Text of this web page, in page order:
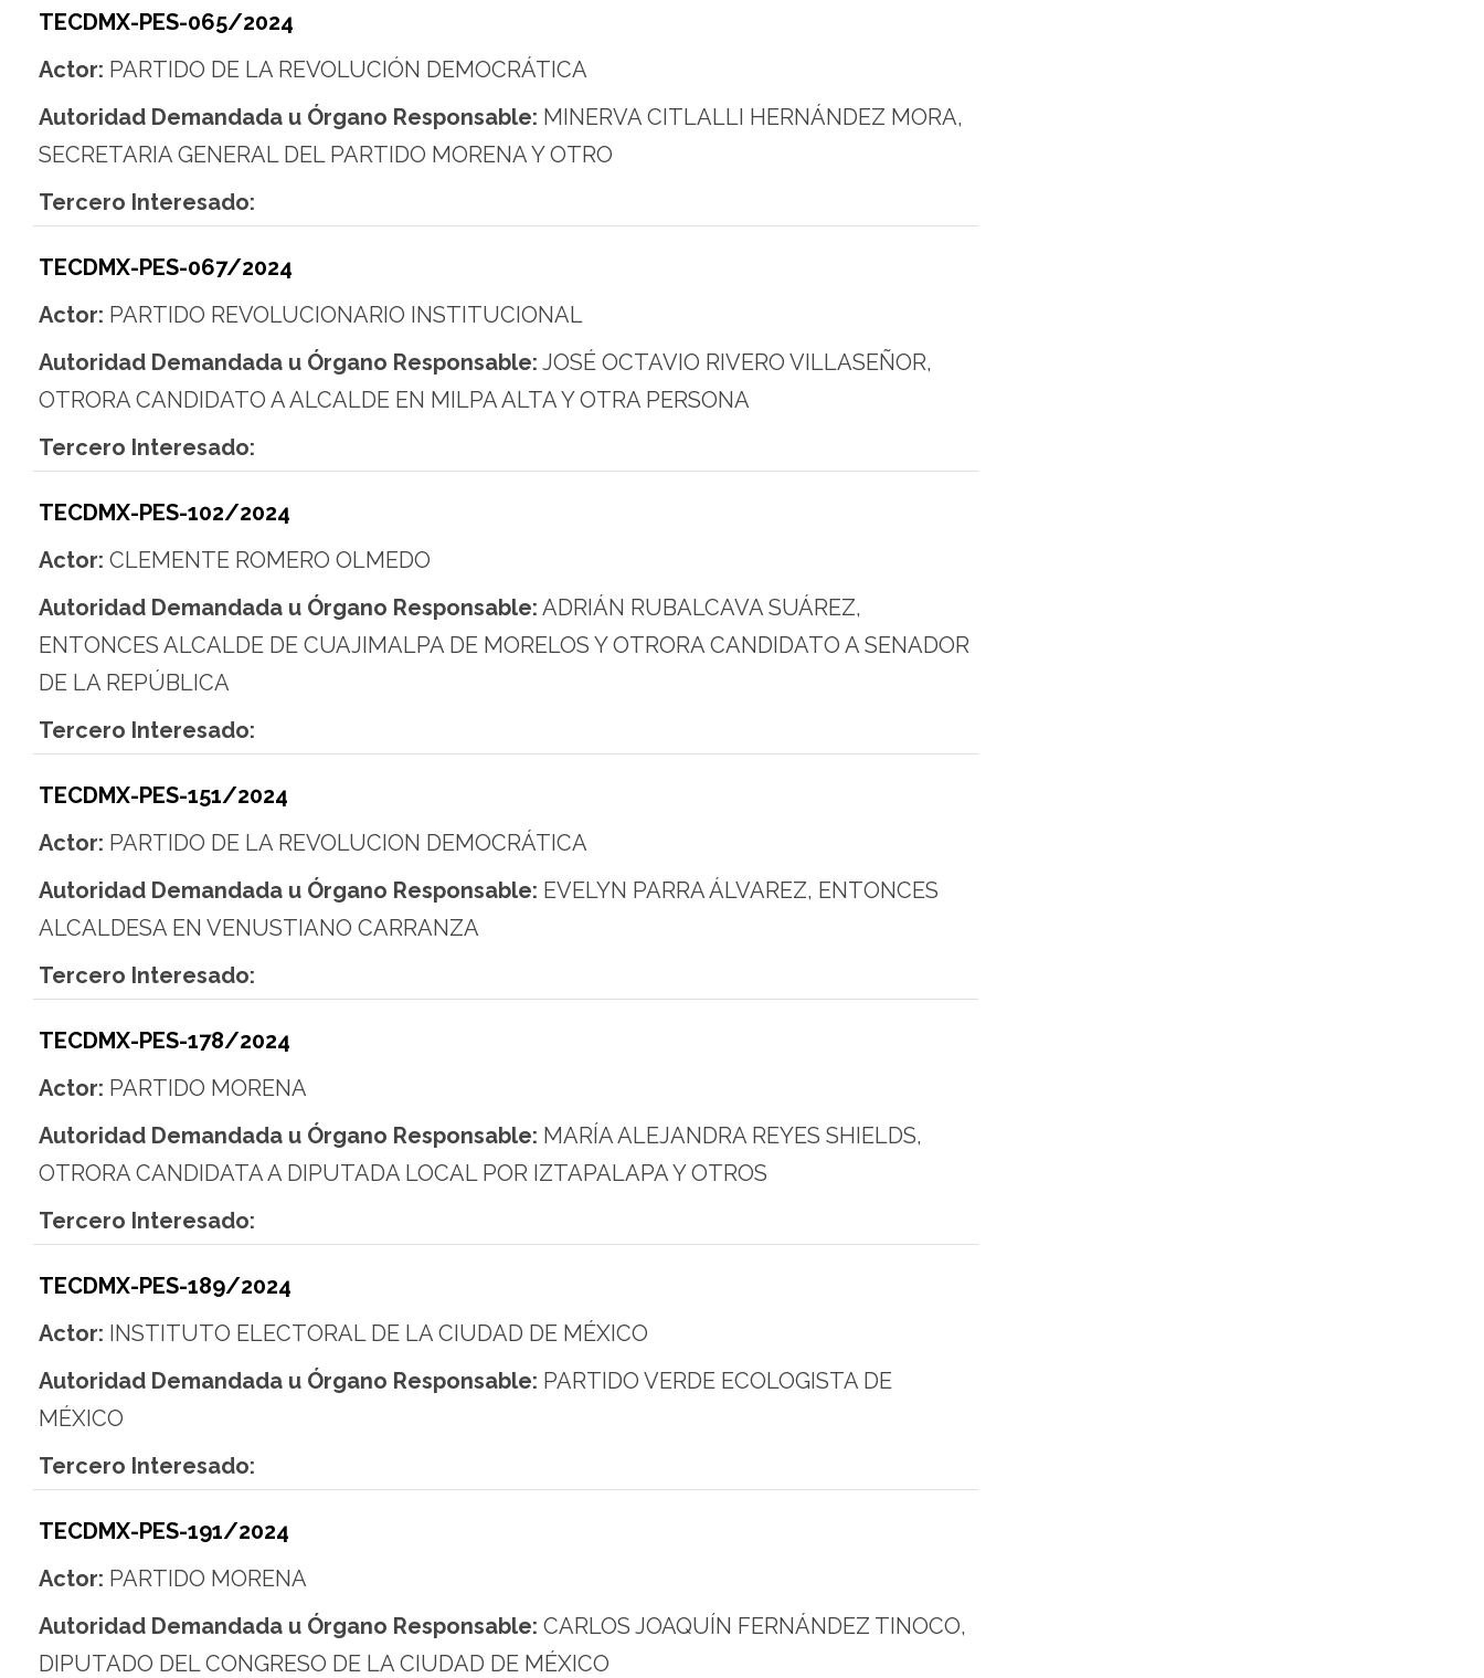
TECDMX-PES-065/2024
Actor: PARTIDO DE LA REVOLUCIÓN DEMOCRÁTICA
Autoridad Demandada u Órgano Responsable: MINERVA CITLALLI HERNÁNDEZ MORA,
SECRETARIA GENERAL DEL PARTIDO MORENA Y OTRO
Tercero Interesado:
TECDMX-PES-067/2024
Actor: PARTIDO REVOLUCIONARIO INSTITUCIONAL
Autoridad Demandada u Órgano Responsable: JOSÉ OCTAVIO RIVERO VILLASEÑOR,
OTRORA CANDIDATO A ALCALDE EN MILPA ALTA Y OTRA PERSONA
Tercero Interesado:
TECDMX-PES-102/2024
Actor: CLEMENTE ROMERO OLMEDO
Autoridad Demandada u Órgano Responsable: ADRIÁN RUBALCAVA SUÁREZ,
ENTONCES ALCALDE DE CUAJIMALPA DE MORELOS Y OTRORA CANDIDATO A SENADOR
DE LA REPÚBLICA
Tercero Interesado:
TECDMX-PES-151/2024
Actor: PARTIDO DE LA REVOLUCION DEMOCRÁTICA
Autoridad Demandada u Órgano Responsable: EVELYN PARRA ÁLVAREZ, ENTONCES
ALCALDESA EN VENUSTIANO CARRANZA
Tercero Interesado:
TECDMX-PES-178/2024
Actor: PARTIDO MORENA
Autoridad Demandada u Órgano Responsable: MARÍA ALEJANDRA REYES SHIELDS,
OTRORA CANDIDATA A DIPUTADA LOCAL POR IZTAPALAPA Y OTROS
Tercero Interesado:
TECDMX-PES-189/2024
Actor: INSTITUTO ELECTORAL DE LA CIUDAD DE MÉXICO
Autoridad Demandada u Órgano Responsable: PARTIDO VERDE ECOLOGISTA DE
MÉXICO
Tercero Interesado:
TECDMX-PES-191/2024
Actor: PARTIDO MORENA
Autoridad Demandada u Órgano Responsable: CARLOS JOAQUÍN FERNÁNDEZ TINOCO,
DIPUTADO DEL CONGRESO DE LA CIUDAD DE MÉXICO